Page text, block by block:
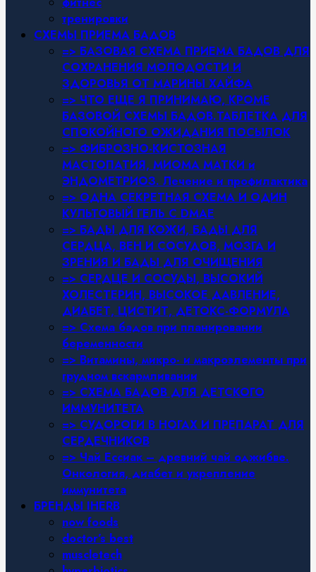
тренировки
СХЕМЫ ПРИЕМА БАДОВ
=> БАЗОВАЯ СХЕМА ПРИЕМА БАДОВ ДЛЯ
СОХРАНЕНИЯ МОЛОДОСТИ И
ЗДОРОВЬЯ ОТ МАРИНЫ ХАЙФА
=> ЧТО ЕЩЕ Я ПРИНИМАЮ, КРОМЕ
БАЗОВОЙ СХЕМЫ БАДОВ.ТАБЛЕТКА ДЛЯ
СПОКОЙНОГО ОЖИДАНИЯ ПОСЫЛОК
=> ФИБРОЗНО-КИСТОЗНАЯ
МАСТОПАТИЯ, МИОМА МАТКИ и
ЭНДОМЕТРИОЗ. Лечение и профилактика
=> ОДНА СЕКРЕТНАЯ СХЕМА И ОДИН
КУЛЬТОВЫЙ ГЕЛЬ С DMAE
=> БАДЫ ДЛЯ КОЖИ, БАДЫ ДЛЯ
СЕРДЦА, ВЕН И СОСУДОВ, МОЗГА И
ЗРЕНИЯ И БАДЫ ДЛЯ ОЧИЩЕНИЯ
=> СЕРДЦЕ И СОСУДЫ, ВЫСОКИЙ
ХОЛЕСТЕРИН, ВЫСОКОЕ ДАВЛЕНИЕ,
ДИАБЕТ, ЦИСТИТ, ДЕТОКС-ФОРМУЛА
=> Схема бадов при планировании
беременности
=> Витамины, микро- и макроэлементы при
грудном вскармливании
=> СХЕМА БАДОВ ДЛЯ ДЕТСКОГО
ИММУНИТЕТА
=> СУДОРОГИ В НОГАХ И ПРЕПАРАТ ДЛЯ
СЕРДЕЧНИКОВ
=> Чай Ессиак – древний чай оджибве.
Онкология, диабет и укрепление
иммунитета
БРЕНДЫ IHERB
now foods
doctor’s best
muscletech